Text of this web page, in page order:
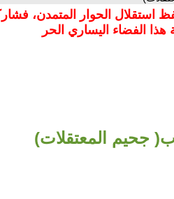
استقلال الحوار المتمدن،
هذا الفضاء اليساري الحر
جحيم المعتقلات‏)